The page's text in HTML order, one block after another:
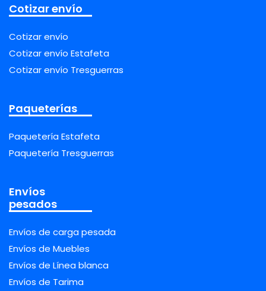
Cotizar envío
Cotizar envío
Cotizar envío Estafeta
Cotizar envío Tresguerras
Paqueterías
Paquetería Estafeta
Paquetería Tresguerras
Envíos
pesados
Envíos de carga pesada
Envíos de Muebles
Envíos de Línea blanca
Envíos de Tarima